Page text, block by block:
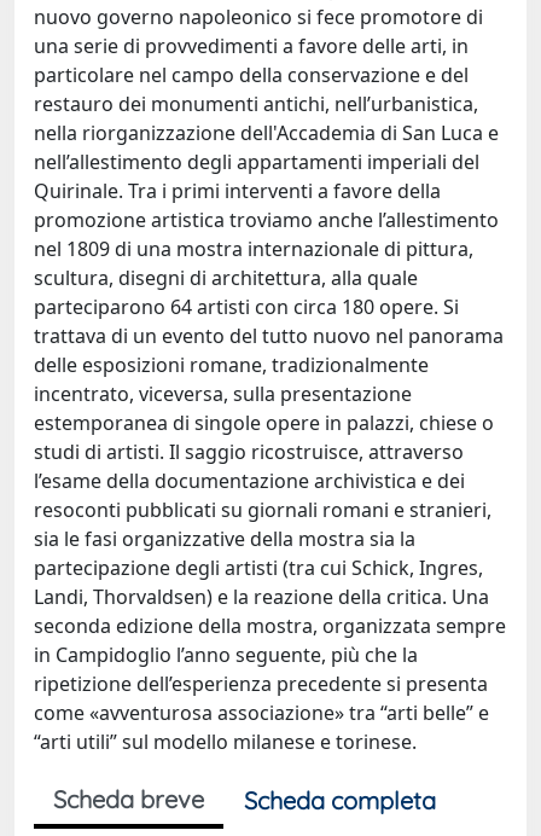
nuovo governo napoleonico si fece promotore di
una serie di provvedimenti a favore delle arti, in
particolare nel campo della conservazione e del
restauro dei monumenti antichi, nell’urbanistica,
nella riorganizzazione dell'Accademia di San Luca e
nell’allestimento degli appartamenti imperiali del
Quirinale. Tra i primi interventi a favore della
promozione artistica troviamo anche l’allestimento
nel 1809 di una mostra internazionale di pittura,
scultura, disegni di architettura, alla quale
parteciparono 64 artisti con circa 180 opere. Si
trattava di un evento del tutto nuovo nel panorama
delle esposizioni romane, tradizionalmente
incentrato, viceversa, sulla presentazione
estemporanea di singole opere in palazzi, chiese o
studi di artisti. Il saggio ricostruisce, attraverso
l’esame della documentazione archivistica e dei
resoconti pubblicati su giornali romani e stranieri,
sia le fasi organizzative della mostra sia la
partecipazione degli artisti (tra cui Schick, Ingres,
Landi, Thorvaldsen) e la reazione della critica. Una
seconda edizione della mostra, organizzata sempre
in Campidoglio l’anno seguente, più che la
ripetizione dell’esperienza precedente si presenta
come «avventurosa associazione» tra “arti belle” e
“arti utili” sul modello milanese e torinese.
Scheda breve
Scheda completa